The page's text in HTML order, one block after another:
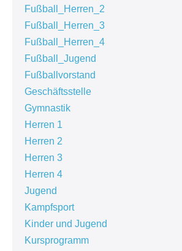
Fußball_Herren_2
Fußball_Herren_3
Fußball_Herren_4
Fußball_Jugend
Fußballvorstand
Geschäftsstelle
Gymnastik
Herren 1
Herren 2
Herren 3
Herren 4
Jugend
Kampfsport
Kinder und Jugend
Kursprogramm